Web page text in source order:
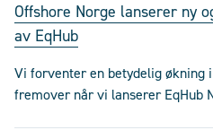
Offshore Norge lanserer ny
av EqHub
Vi forventer en betydelig økning
fremover når vi lanserer EqHub